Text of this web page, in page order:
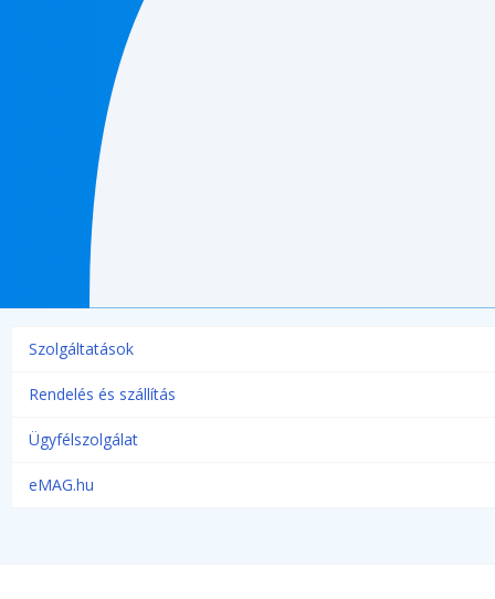
Szolgáltatások
Rendelés és szállítás
Ügyfélszolgálat
eMAG.hu